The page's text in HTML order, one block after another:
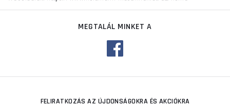
MEGTALÁL MINKET A
FELIRATKOZÁS AZ ÚJDONSÁGOKRA ÉS AKCIÓKRA